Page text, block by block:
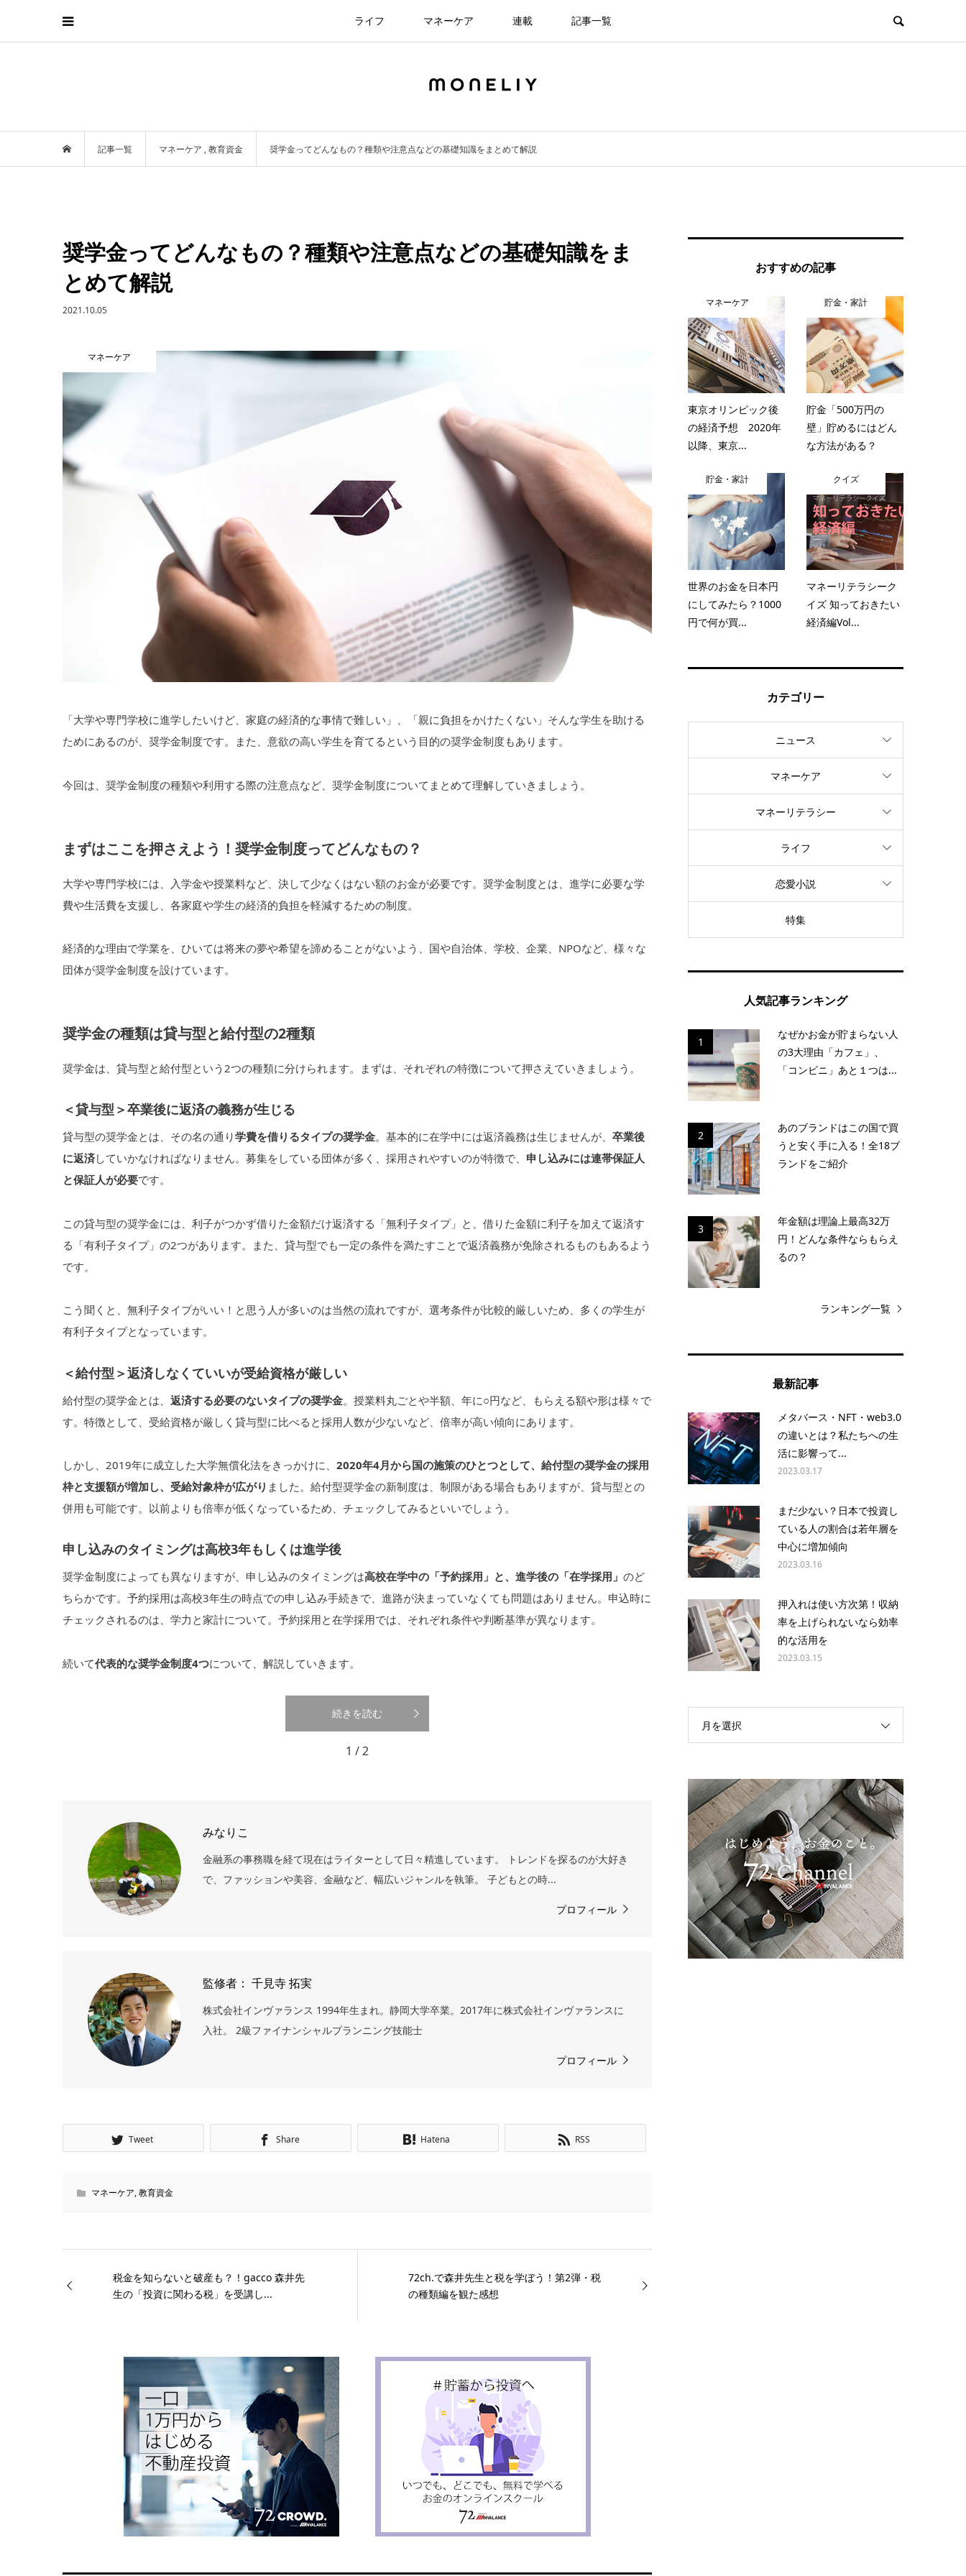
ライフ マネーケア 連載 記事一覧
記事一覧 マネーケア ,教育資金 奨学金ってどんなもの？種類や注意点などの基礎知識をまとめて解説
奨学金ってどんなもの？種類や注意点などの基礎知識をま
とめて解説
2021.10.05
マネーケア
「大学や専門学校に進学したいけど、家庭の経済的な事情で難しい」、「親に負担をかけたくない」そんな学生を助ける
ためにあるのが、奨学金制度です。また、意欲の高い学生を育てるという目的の奨学金制度もあります。
今回は、奨学金制度の種類や利用する際の注意点など、奨学金制度についてまとめて理解していきましょう。
まずはここを押さえよう！奨学金制度ってどんなもの？
大学や専門学校には、入学金や授業料など、決して少なくはない額のお金が必要です。奨学金制度とは、進学に必要な学
費や生活費を支援し、各家庭や学生の経済的負担を軽減するための制度。
経済的な理由で学業を、ひいては将来の夢や希望を諦めることがないよう、国や自治体、学校、企業、NPOなど、様々な
団体が奨学金制度を設けています。
奨学金の種類は貸与型と給付型の2種類
奨学金は、貸与型と給付型という2つの種類に分けられます。まずは、それぞれの特徴について押さえていきましょう。
＜貸与型＞卒業後に返済の義務が生じる
貸与型の奨学金とは、その名の通り学費を借りるタイプの奨学金。基本的に在学中には返済義務は生じませんが、 卒業後
に返済していかなければなりません。募集をしている団体が多く、採用されやすいのが特徴で、 申し込みには連帯保証人
と保証人が必要です。
この貸与型の奨学金には、利子がつかず借りた金額だけ返済する「無利子タイプ」と、借りた金額に利子を加えて返済す
る「有利子タイプ」の2つがあります。また、貸与型でも一定の条件を満たすことで返済義務が免除されるものもあるよう
です。
こう聞くと、無利子タイプがいい！と思う人が多いのは当然の流れですが、選考条件が比較的厳しいため、多くの学生が
有利子タイプとなっています。
＜給付型＞返済しなくていいが受給資格が厳しい
給付型の奨学金とは、 返済する必要のないタイプの奨学金。授業料丸ごとや半額、年に○円など、もらえる額や形は様々で
す。特徴として、受給資格が厳しく貸与型に比べると採用人数が少ないなど、倍率が高い傾向にあります。
しかし、2019年に成立した大学無償化法をきっかけに、 2020年4月から国の施策のひとつとして、給付型の奨学金の採用
枠と支援額が増加し、受給対象枠が広がり ました。給付型奨学金の新制度は、制限がある場合もありますが、貸与型との
併用も可能です。以前よりも倍率が低くなっているため、チェックしてみるといいでしょう。
申し込みのタイミングは高校3年もしくは進学後
奨学金制度によっても異なりますが、申し込みのタイミングは高校在学中の「予約採用」と、進学後の「在学採用」 のど
ちらかです。予約採用は高校3年生の時点での申し込み手続きで、進路が決まっていなくても問題はありません。申込時に
チェックされるのは、学力と家計について。予約採用と在学採用では、それぞれ条件や判断基準が異なります。
続いて代表的な奨学金制度4つについて、解説していきます。
続きを読む
1 / 2
みなりこ
金融系の事務職を経て現在はライターとして日々精進しています。 トレンドを探るのが大好き
で、ファッションや美容、金融など、幅広いジャンルを執筆。 子どもとの時...
プロフィール
監修者： 千見寺 拓実
株式会社インヴァランス 1994年生まれ。静岡大学卒業。2017年に株式会社インヴァランスに
入社。 2級ファイナンシャルプランニング技能士
プロフィール
Tweet Share Hatena RSS
マネーケア,教育資金
税金を知らないと破産も？！gacco 森井先
生の「投資に関わる税」を受講し...
72ch.で森井先生と税を学ぼう！第2弾・税
の種類編を観た感想
おすすめの記事
マネーケア
東京オリンピック後
の経済予想 2020年
以降、東京...
貯金・家計
貯金「500万円の
壁」貯めるにはどん
な方法がある？
貯金・家計
世界のお金を日本円
にしてみたら？1000
円で何が買...
クイズ
マネーリテラシーク
イズ 知っておきたい
経済編Vol...
カテゴリー
ニュース
マネーケア
マネーリテラシー
ライフ
恋愛小説
特集
人気記事ランキング
1
なぜかお金が貯まらない人
の3大理由「カフェ」、
「コンビニ」あと１つは...
2
あのブランドはこの国で買
うと安く手に入る！全18ブ
ランドをご紹介
3
年金額は理論上最高32万
円！どんな条件ならもらえ
るの？
ランキング一覧
最新記事
メタバース・NFT・web3.0
の違いとは？私たちへの生
活に影響って...
2023.03.17
まだ少ない？日本で投資し
ている人の割合は若年層を
中心に増加傾向
2023.03.16
押入れは使い方次第！収納
率を上げられないなら効率
的な活用を
2023.03.15
月を選択